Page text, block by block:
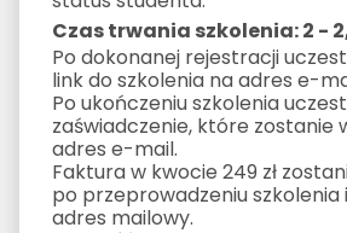
Czas trwania szkolenia: 2 -
Po dokonanej rejestracji
link do szkolenia na adres e-
Po ukończeniu szkolenia
zaświadczenie, które zostanie
adres e-mail.
Faktura w kwocie 249 zł
po przeprowadzeniu szkolenia
adres mailowy.